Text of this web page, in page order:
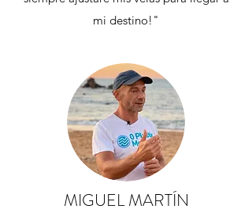
mi destino!"
MIGUEL MARTÍN